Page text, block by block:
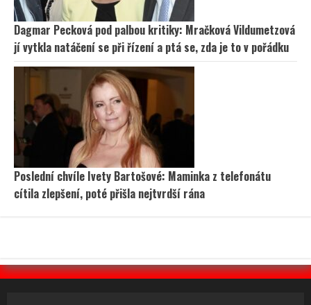
Dagmar Pecková pod palbou kritiky: Mračková Vildumetzová
jí vytkla natáčení se při řízení a ptá se, zda je to v pořádku
Poslední chvíle Ivety Bartošové: Maminka z telefonátu
cítila zlepšení, poté přišla nejtvrdší rána